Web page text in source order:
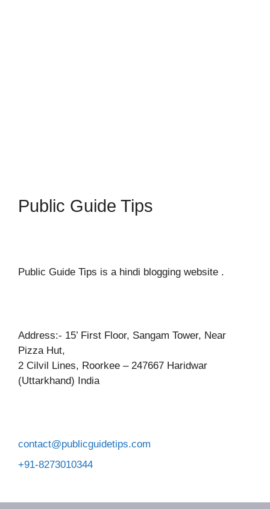
Public Guide Tips
Public Guide Tips is a hindi blogging website .
Address:- 15’ First Floor, Sangam Tower, Near
Pizza Hut,
2 Cilvil Lines, Roorkee – 247667 Haridwar
(Uttarkhand) India
contact@publicguidetips.com
+91-8273010344